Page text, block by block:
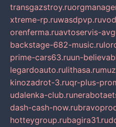
transgazstroy.ru
xtreme-rp.ruwasdpvp.ru
orenferma.ruavtoservis-
backstage-682-music.ru
prime-cars63.ruun-
legardoauto.rulithasa.ru
kinozadrot-3.ruqr-plus-
udalenka-club.ru
dash-cash-now.ru
hotteygroup.rubagira31.ru